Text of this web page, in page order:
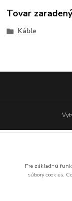
Tovar
Káble
Pre základnú
súbory cookies.